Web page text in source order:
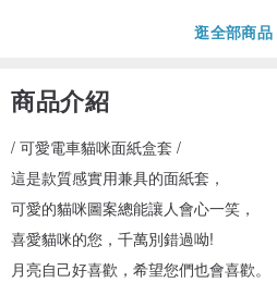
逛全部商品
商品介紹
/ 可愛電車貓咪面紙盒套 /
這是款質感實用兼具的面紙套，
可愛的貓咪圖案總能讓人會心一笑，
喜愛貓咪的您，千萬別錯過呦!
月亮自己好喜歡，希望您們也會喜歡。